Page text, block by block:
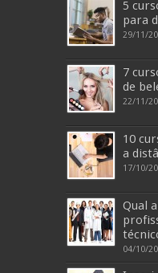
5
para
29/11/
7
de
22/11/
10
a
17/10/
Qual
04/10/